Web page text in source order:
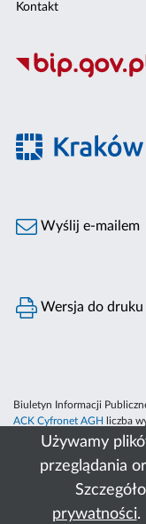
Używamy
przeglądania
prywatności.
Kontakt
Wyślij e-mailem
Wersja do druku
Biuletyn Informacji
ACK Cyfronet AGH
liczba